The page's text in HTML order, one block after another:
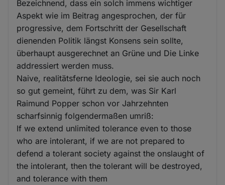
Bezeichnend, dass ein solch immens wichtiger
Aspekt wie im Beitrag angesprochen, der für
progressive, dem Fortschritt der Gesellschaft
dienenden Politik längst Konsens sein sollte,
überhaupt ausgerechnet an Grüne und Die Linke
addressiert werden muss.
Naive, realitätsferne Ideologie, sei sie auch noch
so gut gemeint, führt zu dem, was Sir Karl
Raimund Popper schon vor Jahrzehnten
scharfsinnig folgendermaßen umriß:
If we extend unlimited tolerance even to those
who are intolerant, if we are not prepared to
defend a tolerant society against the onslaught of
the intolerant, then the tolerant will be destroyed,
and tolerance with them